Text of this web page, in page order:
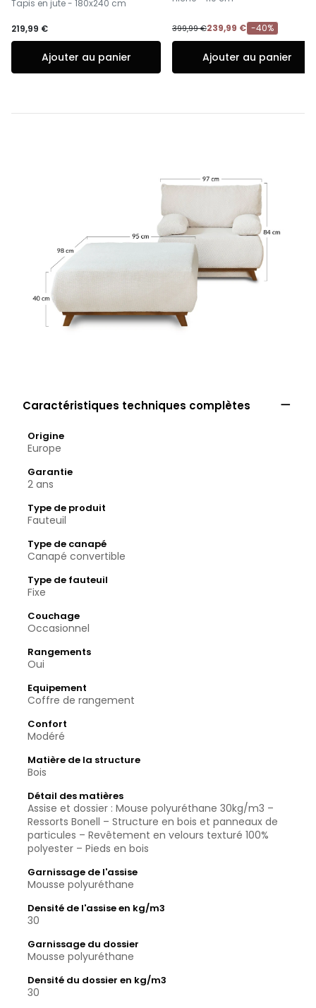
Tapis en jute - 180x240 cm
219,99 €
Ajouter au panier
399,99 €239,99 € -40%
Ajouter au panier
Caractéristiques techniques complètes 
Origine
Europe
Garantie
2 ans
Type de produit
Fauteuil
Type de canapé
Canapé convertible
Type de fauteuil
Fixe
Couchage
Occasionnel
Rangements
Oui
Equipement
Coffre de rangement
Confort
Modéré
Matière de la structure
Bois
Détail des matières
Assise et dossier : Mouse polyuréthane 30kg/m3 –
Ressorts Bonell – Structure en bois et panneaux de
particules – Revêtement en velours texturé 100%
polyester – Pieds en bois
Garnissage de l'assise
Mousse polyuréthane
Densité de l'assise en kg/m3
30
Garnissage du dossier
Mousse polyuréthane
Densité du dossier en kg/m3
30